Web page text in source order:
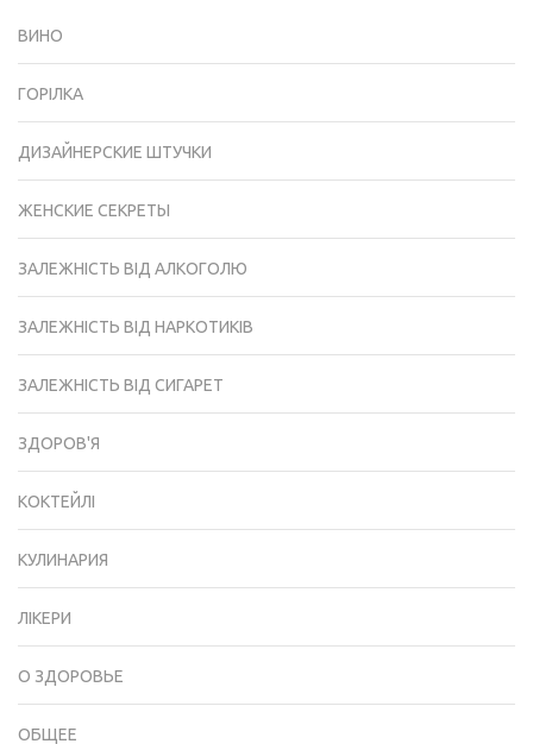
ВИНО
ГОРІЛКА
ДИЗАЙНЕРСКИЕ ШТУЧКИ
ЖЕНСКИЕ СЕКРЕТЫ
ЗАЛЕЖНІСТЬ ВІД АЛКОГОЛЮ
ЗАЛЕЖНІСТЬ ВІД НАРКОТИКІВ
ЗАЛЕЖНІСТЬ ВІД СИГАРЕТ
ЗДОРОВ'Я
КОКТЕЙЛІ
КУЛИНАРИЯ
ЛІКЕРИ
О ЗДОРОВЬЕ
ОБЩЕЕ